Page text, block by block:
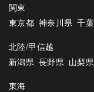
関東
東京都 神奈川県 千
北陸/甲信越
新潟県 長野県 山梨県
東海